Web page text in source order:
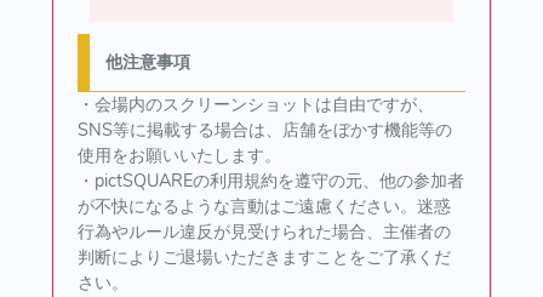
他注意事項
・会場内のスクリーンショットは自由ですが、
SNS等に掲載する場合は、店舗をぼかす機能等の
使用をお願いいたします。
・pictSQUAREの利用規約を遵守の元、他の参加者
が不快になるような言動はご遠慮ください。迷惑
行為やルール違反が見受けられた場合、主催者の
判断によりご退場いただきますことをご了承くだ
さい。